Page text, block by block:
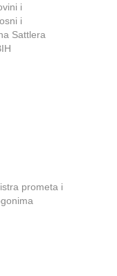
i
i
Sattlera
prometa i